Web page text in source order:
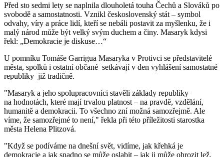
Před sto sedmi lety se naplnila dlouholetá touha Čechů a Slováků po
svobodě a samostatnosti. Vznikl československý stát – symbol
odvahy, víry a práce lidí, kteří se nebáli postavit za myšlenku, že i
malý národ může být velký svým duchem a činy. Masaryk kdysi
řekl: „Demokracie je diskuse…“
U pomníku Tomáše Garrigua Masaryka v Protivci se představitelé
města, spolků i ostatní občané setkávají v den vyhlášení samostatné
republiky již tradičně.
"Masaryk a jeho spolupracovníci stavěli základy republiky
na hodnotách, které mají trvalou platnost – na pravdě, vzdělání,
humanitě a demokracii. To všechno zní možná samozřejmě. Ale
víme, že samozřejmé to není," řekla při této příležitosti starostka
města Helena Plitzová.
"Když se podíváme na dnešní svět, vidíme, jak křehká je
demokracie a jak snadno se může oslabit – jak ji může ohrozit lež,